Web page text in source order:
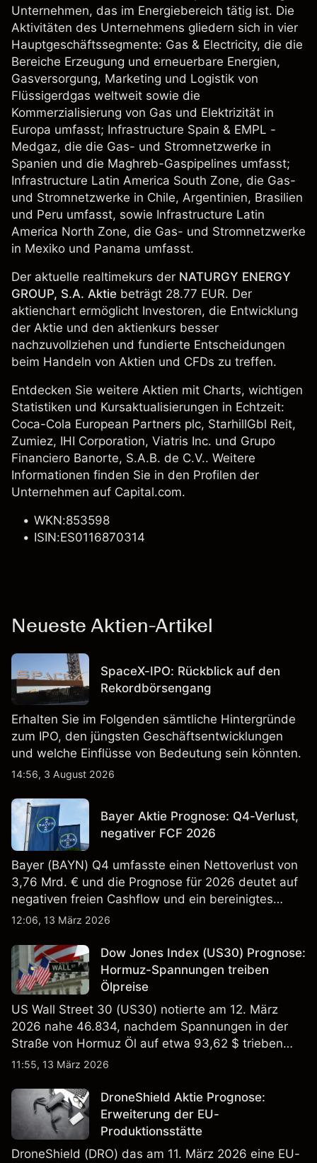
Unternehmen, das im Energiebereich tätig ist. Die
Aktivitäten des Unternehmens gliedern sich in vier
Hauptgeschäftssegmente: Gas & Electricity, die die
Bereiche Erzeugung und erneuerbare Energien,
Gasversorgung, Marketing und Logistik von
Flüssigerdgas weltweit sowie die
Kommerzialisierung von Gas und Elektrizität in
Europa umfasst; Infrastructure Spain & EMPL -
Medgaz, die die Gas- und Stromnetzwerke in
Spanien und die Maghreb-Gaspipelines umfasst;
Infrastructure Latin America South Zone, die Gas-
und Stromnetzwerke in Chile, Argentinien, Brasilien
und Peru umfasst, sowie Infrastructure Latin
America North Zone, die Gas- und Stromnetzwerke
in Mexiko und Panama umfasst.
Der aktuelle realtimekurs der NATURGY ENERGY
GROUP, S.A. Aktie beträgt 28.77 EUR. Der
aktienchart ermöglicht Investoren, die Entwicklung
der Aktie und den aktienkurs besser
nachzuvollziehen und fundierte Entscheidungen
beim Handeln von Aktien und CFDs zu treffen.
Entdecken Sie weitere Aktien mit Charts, wichtigen
Statistiken und Kursaktualisierungen in Echtzeit:
Coca-Cola European Partners plc, StarhillGbl Reit,
Zumiez, IHI Corporation, Viatris Inc. und Grupo
Financiero Banorte, S.A.B. de C.V.. Weitere
Informationen finden Sie in den Profilen der
Unternehmen auf Capital.com.
WKN:853598
ISIN:ES0116870314
Neueste Aktien-Artikel
SpaceX-IPO: Rückblick auf den
Rekordbörsengang
Erhalten Sie im Folgenden sämtliche Hintergründe
zum IPO, den jüngsten Geschäftsentwicklungen
und welche Einflüsse von Bedeutung sein könnten.
14:56, 3 August 2026
Bayer Aktie Prognose: Q4-Verlust,
negativer FCF 2026
Bayer (BAYN) Q4 umfasste einen Nettoverlust von
3,76 Mrd. € und die Prognose für 2026 deutet auf
negativen freien Cashflow und ein bereinigtes
EBITDA von 9,6–10,1 Mrd. € hin. Die
verlässlicher Indikator für zukünftige Ergebnisse.
12:06, 13 März 2026
Dow Jones Index (US30) Prognose:
Hormuz-Spannungen treiben
Ölpreise
US Wall Street 30 (US30) notierte am 12. März
2026 nahe 46.834, nachdem Spannungen in der
Straße von Hormuz Öl auf etwa 93,62 $ trieben
und die US-Arbeitslosigkeit auf 4,4% stieg. Die
verlässlicher Indikator für zukünftige Ergebnisse.
11:55, 13 März 2026
DroneShield Aktie Prognose:
Erweiterung der EU-
Produktionsstätte
DroneShield (DRO) das am 11. März 2026 eine EU-